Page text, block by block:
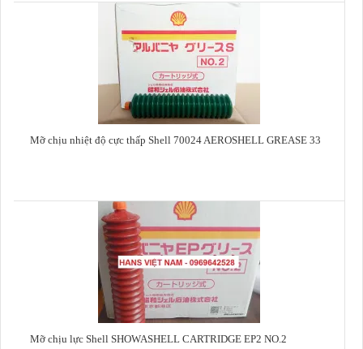
Mỡ chịu nhiệt độ cực thấp Shell 70024 AEROSHELL GREASE 33
Mỡ chịu lực Shell SHOWASHELL CARTRIDGE EP2 NO.2